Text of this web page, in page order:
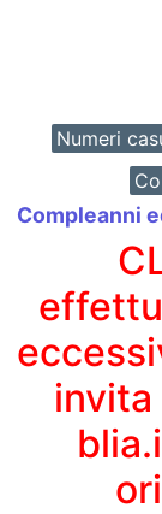
Numeri
Compleanni